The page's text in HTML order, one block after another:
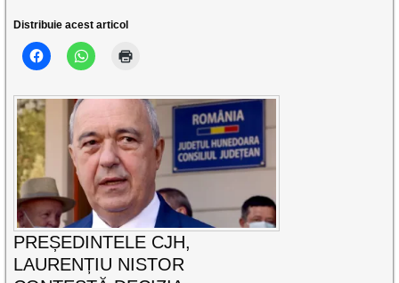
Distribuie acest articol
PREȘEDINTELE CJH,
LAURENȚIU NISTOR